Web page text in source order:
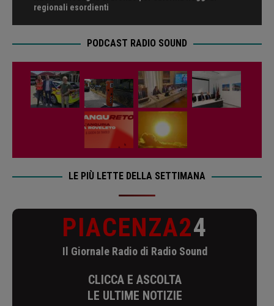
regionali esordienti
PODCAST RADIO SOUND
LE PIÙ LETTE DELLA SETTIMANA
PIACENZA24
Il Giornale Radio di Radio Sound
CLICCA E ASCOLTA
LE ULTIME NOTIZIE